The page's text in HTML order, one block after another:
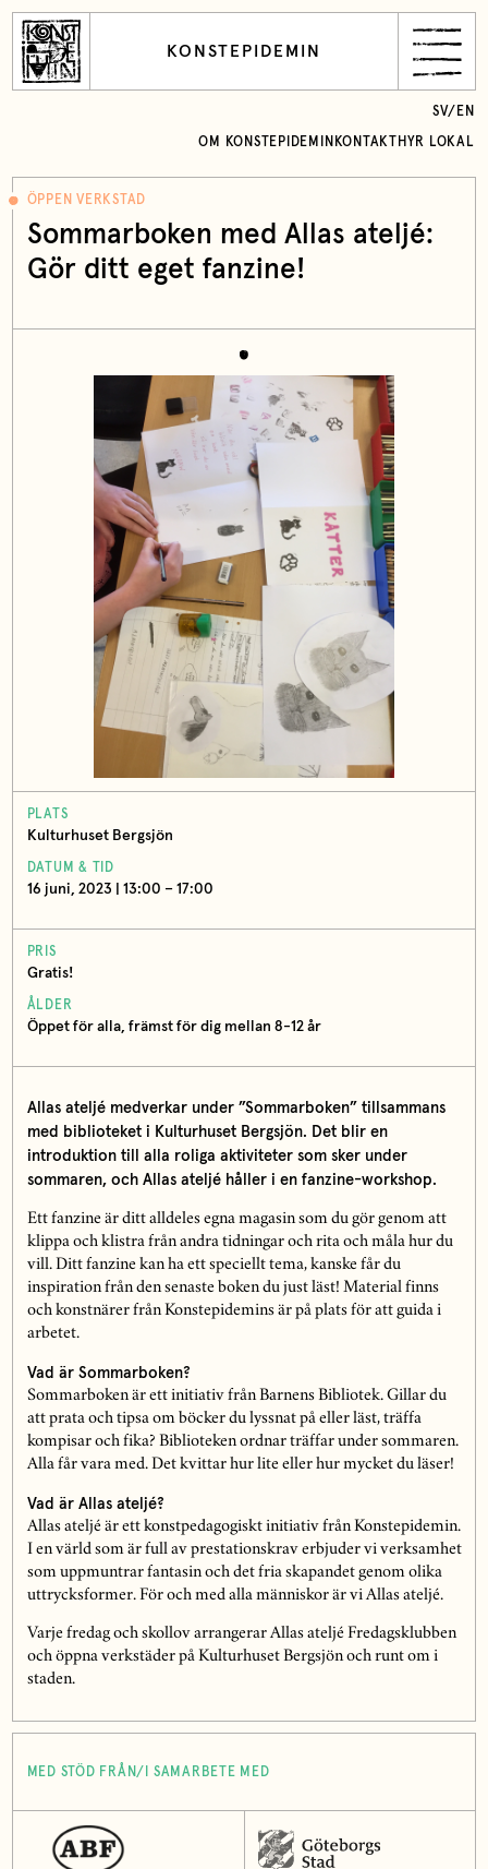
KONSTEPIDEMIN
OM KONSTEPIDEMIN KONTAKT HYR LOKAL
SV/ EN
ÖPPEN VERKSTAD
Sommarboken med Allas ateljé:
Gör ditt eget fanzine!
PLATS
Kulturhuset Bergsjön
DATUM & TID
16 juni, 2023 | 13:00 – 17:00
PRIS
Gratis!
ÅLDER
Öppet för alla, främst för dig mellan 8-12 år
Allas ateljé medverkar under ”Sommarboken” tillsammans
med biblioteket i Kulturhuset Bergsjön. Det blir en
introduktion till alla roliga aktiviteter som sker under
sommaren, och Allas ateljé håller i en fanzine-workshop.
Ett fanzine är ditt alldeles egna magasin som du gör genom att
klippa och klistra från andra tidningar och rita och måla hur du
vill. Ditt fanzine kan ha ett speciellt tema, kanske får du
inspiration från den senaste boken du just läst! Material finns
och konstnärer från Konstepidemins är på plats för att guida i
arbetet.
Vad är Sommarboken?
Sommarboken är ett initiativ från Barnens Bibliotek. Gillar du
att prata och tipsa om böcker du lyssnat på eller läst, träffa
kompisar och fika? Biblioteken ordnar träffar under sommaren.
Alla får vara med. Det kvittar hur lite eller hur mycket du läser!
Vad är Allas ateljé?
Allas ateljé är ett konstpedagogiskt initiativ från Konstepidemin.
I en värld som är full av prestationskrav erbjuder vi verksamhet
som uppmuntrar fantasin och det fria skapandet genom olika
uttrycksformer. För och med alla människor är vi Allas ateljé.
Varje fredag och skollov arrangerar Allas ateljé Fredagsklubben
och öppna verkstäder på Kulturhuset Bergsjön och runt om i
staden.
MED STÖD FRÅN/I SAMARBETE MED